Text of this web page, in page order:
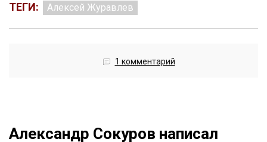
ТЕГИ: Алексей Журавлев
1 комментарий
Александр Сокуров написал